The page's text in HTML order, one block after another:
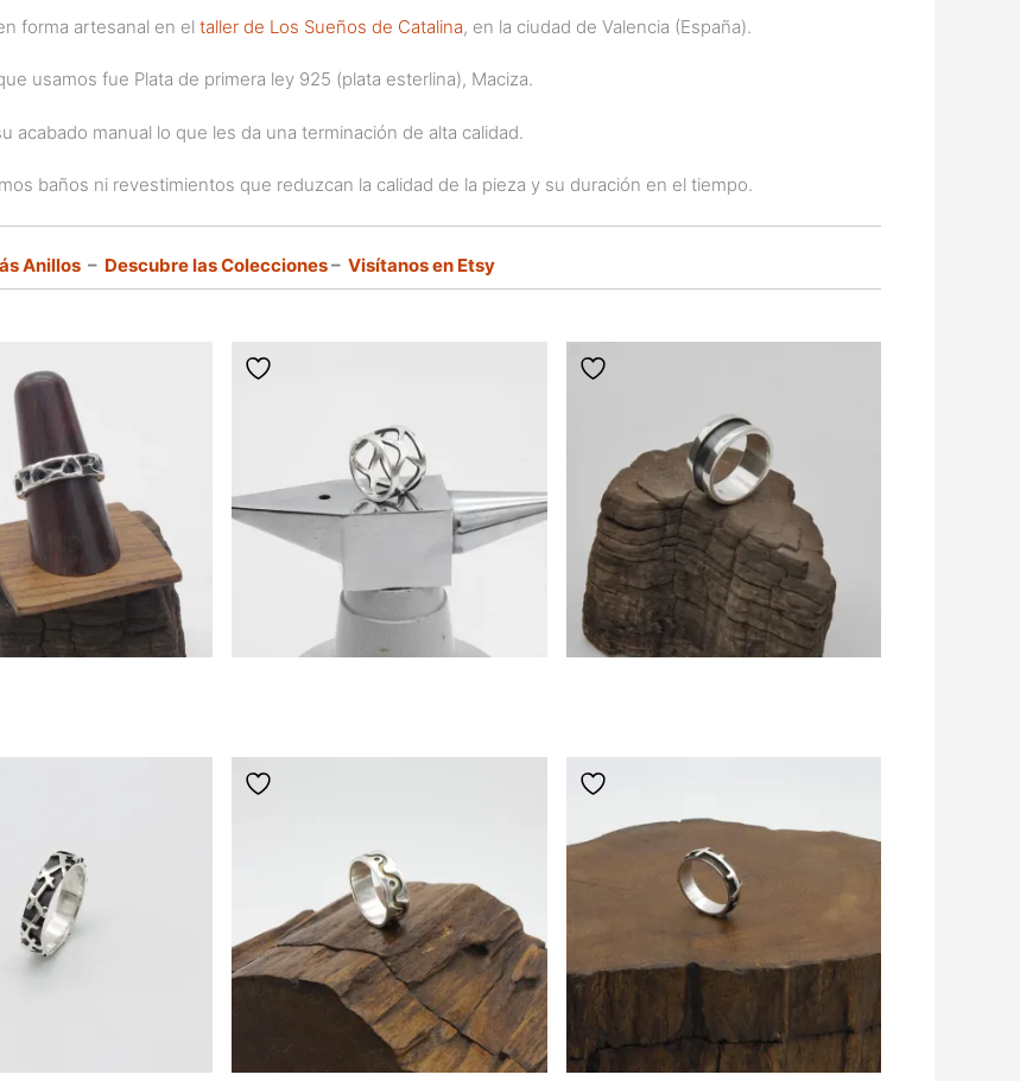
forma artesanal en el taller de Los Sueños de Catalina, en la ciudad de Valencia (España).
usamos fue Plata de primera ley 925 (plata esterlina), Maciza.
acabado manual lo que les da una terminación de alta calidad.
baños ni revestimientos que reduzcan la calidad de la pieza y su duración en el tiempo.
Anillos – Descubre las Colecciones– Visítanos en Etsy